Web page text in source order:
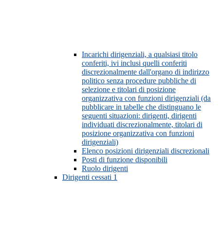
Incarichi dirigenziali, a qualsiasi titolo
conferiti, ivi inclusi quelli conferiti
discrezionalmente dall'organo di indirizzo
politico senza procedure pubbliche di
selezione e titolari di posizione
organizzativa con funzioni dirigenziali (da
pubblicare in tabelle che distinguano le
seguenti situazioni: dirigenti, dirigenti
individuati discrezionalmente, titolari di
posizione organizzativa con funzioni
dirigenziali)
Elenco posizioni dirigenziali discrezionali
Posti di funzione disponibili
Ruolo dirigenti
Dirigenti cessati 1